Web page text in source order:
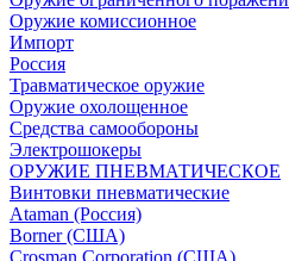
Оружие комиссионное
Импорт
Россия
Травматическое оружие
Оружие охолощенное
Средства самообороны
Электрошокеры
ОРУЖИЕ ПНЕВМАТИЧЕСКОЕ
Винтовки пневматические
Ataman (Россия)
Borner (США)
Crosman Corporation (США)